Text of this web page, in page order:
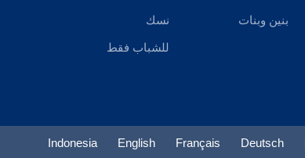
بنين وبنات نسك
للشباب فقط
Deutsch
Français
English
Indonesia